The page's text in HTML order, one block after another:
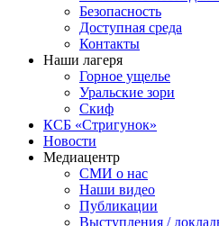
Безопасность
Доступная среда
Контакты
Наши лагеря
Горное ущелье
Уральские зори
Скиф
КСБ «Стригунок»
Новости
Медиацентр
СМИ о нас
Наши видео
Публикации
Выступления /